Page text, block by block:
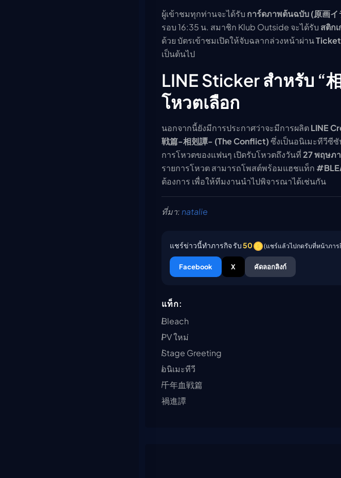
ผู้เข้าชมทุกท่านจะได้รับ การ์ดภาพต้นฉบับ (原画イ
รอบ 16:35 น. สมาชิก Klub Outside จะได้รับ สติก
ด้วย บัตรเข้าชมเปิดให้จับฉลากล่วงหน้าผ่าน
เป็นต้นไป
LINE Sticker สำหรับ “
โหวตเลือก
นอกจากนี้ยังมีการประกาศว่าจะมีการผลิตLINE
戦篇-相剋譚- (The Conflict)ซึ่งเป็นอนิเมะทีวีซี
การโหวตของแฟนๆ เปิดรับโหวตถึงวันที่27 พฤษภ
รายการโหวต สามารถโพสต์พร้อมแฮชแท็ก
ต้องการ เพื่อให้ทีมงานนำไปพิจารณาได้เช่นกัน
ที่มา: natalie
แชร์ข่าวนี้ทำภารกิจ รับ50 (แชร์แล้วไปกดรับที่หน้าภารกิ
Facebook X คัดลอกลิงก์
แท็ก:
Bleach
PV ใหม่
Stage Greeting
อนิเมะทีวี
千年血戦篇
禍進譚